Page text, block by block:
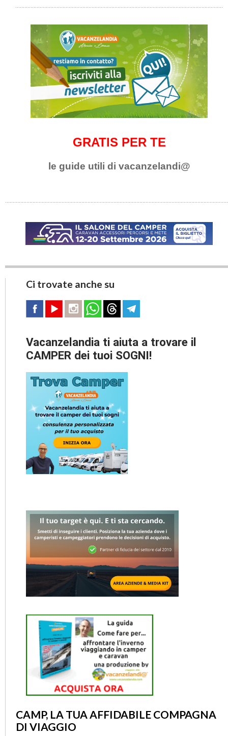
GRATIS PER TE
le guide utili di vacanzelandi@
Ci trovate anche su
Vacanzelandia ti aiuta a trovare il
CAMPER dei tuoi SOGNI!
CAMP, LA TUA AFFIDABILE COMPAGNA
DI VIAGGIO